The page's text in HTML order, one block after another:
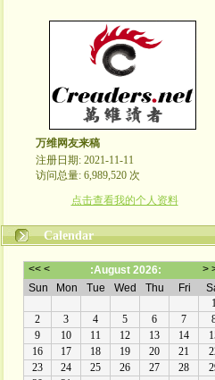
万维网友来稿
注册日期: 2021-11-11
访问总量: 6,989,520 次
点击查看我的个人资料
Calendar